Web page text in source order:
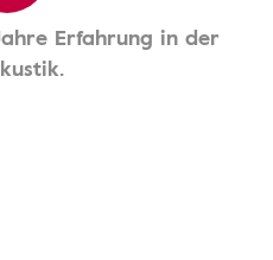
Erfahrung in der